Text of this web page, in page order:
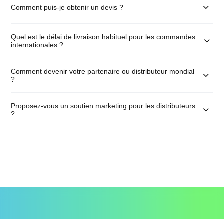
Comment puis-je obtenir un devis ?
Quel est le délai de livraison habituel pour les commandes
internationales ?
Comment devenir votre partenaire ou distributeur mondial
?
Proposez-vous un soutien marketing pour les distributeurs
?